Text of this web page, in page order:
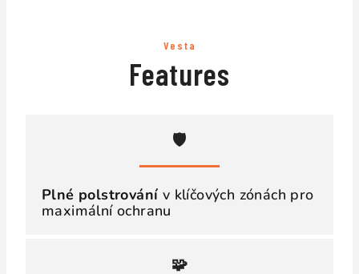
Vesta
Features
🛡️
Plné polstrování v klíčových zónách pro
maximální ochranu
🧩